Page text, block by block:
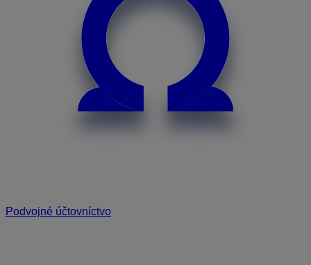
Podvojné účtovníctvo